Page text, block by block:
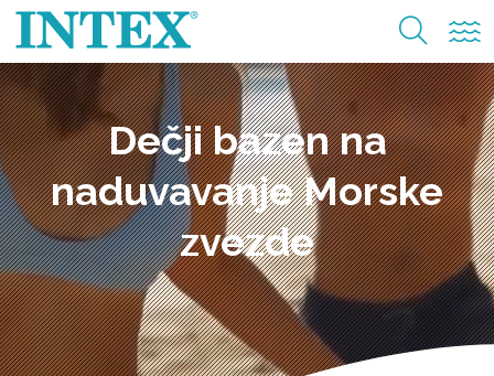
Dečji bazen na
naduvavanje Morske
zvezde